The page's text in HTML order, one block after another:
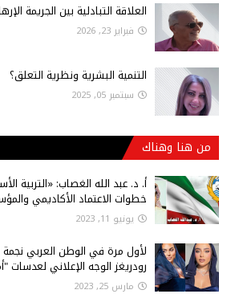
العلاقة التبادلية بين الجريمة
فبراير 23, 2026
التنمية البشرية ونظرية التعلق؟
سبتمبر 05, 2025
من هنا وهناك
أ‌. د. عبد الله الغصاب: «التربية
خطوات الاعتماد الأكاديمي
يونيو 11, 2023
لأول مرة في الوطن العربي نجمة
رودريغز الوجه الإعلاني لعدسات
مارس 25, 2023